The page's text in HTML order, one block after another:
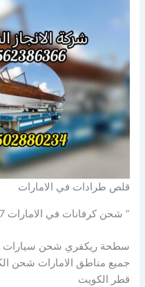
قلص طرادات في الامارات
” شحن كرفانات في الامارات 24/7 – 00971562386366 “
سطحة ريكفري شحن سيارات
جميع مناطق الامارات شحن
قطر الكويت